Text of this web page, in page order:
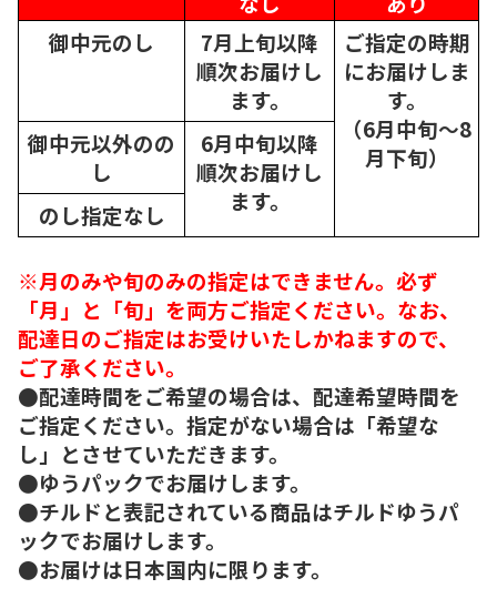
御中元のし
7月上旬以降
順次お届けし
ます。
ご指定の時期
にお届けしま
す。
（6月中旬～8
月下旬）
御中元以外のの
し
6月中旬以降
順次お届けし
ます。
のし指定なし
※月のみや旬のみの指定はできません。必ず
「月」と「旬」を両方ご指定ください。なお、
配達日のご指定はお受けいたしかねますので、
ご了承ください。
●配達時間をご希望の場合は、配達希望時間を
ご指定ください。指定がない場合は「希望な
し」とさせていただきます。
●ゆうパックでお届けします。
●チルドと表記されている商品はチルドゆうパ
ックでお届けします。
●お届けは日本国内に限ります。